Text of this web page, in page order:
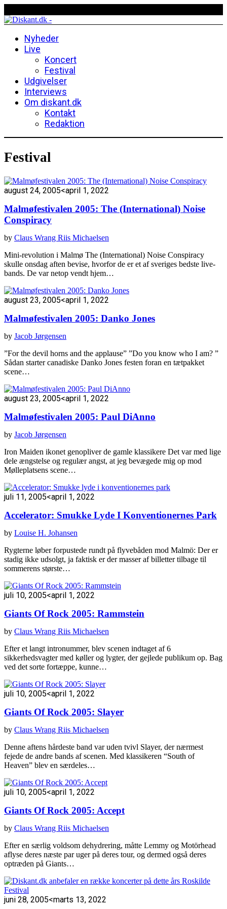
Nyheder
Live
Koncert
Festival
Udgivelser
Interviews
Om diskant.dk
Kontakt
Redaktion
Festival
august 24, 2005<april 1, 2022
Malmøfestivalen 2005: The (International) Noise
Conspiracy
by Claus Wrang Riis Michaelsen
Mini-revolution i Malmø The (International) Noise Conspiracy
skulle onsdag aften bevise, hvorfor de er et af sveriges bedste live-
bands. De var netop vendt hjem…
august 23, 2005<april 1, 2022
Malmøfestivalen 2005: Danko Jones
by Jacob Jørgensen
”For the devil horns and the applause” ”Do you know who I am? ”
Sådan starter canadiske Danko Jones festen foran en tætpakket
scene…
august 23, 2005<april 1, 2022
Malmøfestivalen 2005: Paul DiAnno
by Jacob Jørgensen
Iron Maiden ikonet genopliver de gamle klassikere Det var med lige
dele ængstelse og regulær angst, at jeg bevægede mig op mod
Mølleplatsens scene…
juli 11, 2005<april 1, 2022
Accelerator: Smukke Lyde I Konventionernes Park
by Louise H. Johansen
Rygterne løber forpustede rundt på flyvebåden mod Malmö: Der er
stadig ikke udsolgt, ja faktisk er der masser af billetter tilbage til
sommerens største…
juli 10, 2005<april 1, 2022
Giants Of Rock 2005: Rammstein
by Claus Wrang Riis Michaelsen
Efter et langt intronummer, blev scenen indtaget af 6
sikkerhedsvagter med køller og lygter, der gejlede publikum op. Bag
ved det sorte fortæppe, kunne…
juli 10, 2005<april 1, 2022
Giants Of Rock 2005: Slayer
by Claus Wrang Riis Michaelsen
Denne aftens hårdeste band var uden tvivl Slayer, der nærmest
fejede de andre bands af scenen. Med klassikeren “South of
Heaven” blev en særdeles…
juli 10, 2005<april 1, 2022
Giants Of Rock 2005: Accept
by Claus Wrang Riis Michaelsen
Efter en særlig voldsom dehydrering, måtte Lemmy og Motörhead
aflyse deres næste par uger på deres tour, og dermed også deres
optræden på Giants…
juni 28, 2005<marts 13, 2022